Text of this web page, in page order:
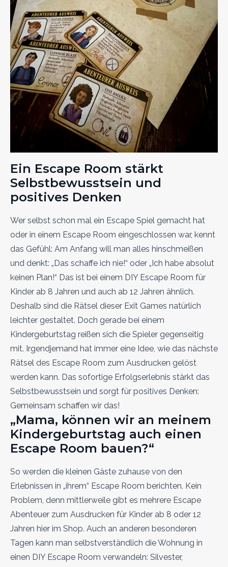
Ein Escape Room stärkt
Selbstbewusstsein und
positives Denken
Wer selbst schon mal ein Escape Spiel gemacht hat
oder in einem Escape Room eingeschlossen war, kennt
das Gefühl: Am Anfang will man alles hinschmeißen
und denkt: „Das schaffe ich nie!“ oder „Ich habe absolut
keinen Plan!“ Das ist bei einem DIY Escape Room für
Kinder ab 8 Jahren und auch ab 12 Jahren ähnlich.
Deshalb sind die Rätsel dieser Exit Games natürlich
leichter gestaltet. Doch gerade bei einem
Kindergeburtstag reißen sich die Spieler gegenseitig
mit. Irgendjemand hat immer eine Idee, wie das nächste
Rätsel des Escape Room zum Ausdrucken gelöst
werden kann. Das sofortige Erfolgserlebnis stärkt das
Selbstbewusstsein und sorgt für positives Denken:
Gemeinsam schaffen wir das!
„Mama, können wir an meinem
Kindergeburtstag auch einen
Escape Room bauen?“
So werden die kleinen Gäste zuhause von den
Erlebnissen in „ihrem“ Escape Room berichten. Kein
Problem, denn mittlerweile gibt es mehrere Escape
Abenteuer zum Ausdrucken für Kinder ab 8 oder 12
Jahren hier im Shop. Auch an anderen besonderen
Tagen kann man selbstverständlich die Wohnung in
einen DIY Escape Room verwandeln: Silvester,